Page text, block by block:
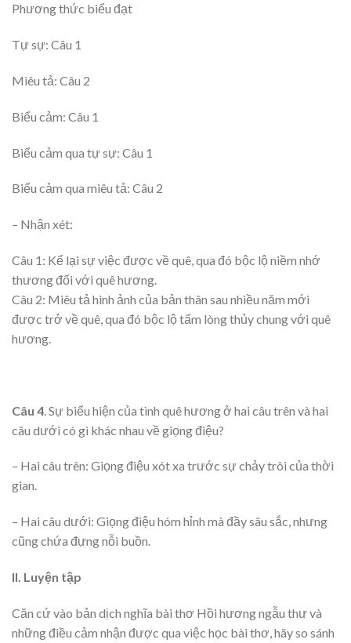
Phương thức biểu đạt
Tự sự: Câu 1
Miêu tả: Câu 2
Biểu cảm: Câu 1
Biểu cảm qua tự sự: Câu 1
Biểu cảm qua miêu tả: Câu 2
– Nhận xét:
Câu 1: Kể lại sự việc được về quê, qua đó bộc lộ niềm nhớ
thương đối với quê hương.
Câu 2: Miêu tả hình ảnh của bản thân sau nhiều năm mới
được trở về quê, qua đó bộc lộ tấm lòng thủy chung với quê
hương.
Câu 4 . Sự biểu hiện của tình quê hương ở hai câu trên và hai
câu dưới có gì khác nhau về giọng điệu?
– Hai câu trên: Giọng điệu xót xa trước sự chảy trôi của thời
gian.
– Hai câu dưới: Giọng điệu hóm hỉnh mà đầy sâu sắc, nhưng
cũng chứa đựng nỗi buồn.
II. Luyện tập
Căn cứ vào bản dịch nghĩa bài thơ Hồi hương ngẫu thư và
những điều cảm nhận được qua việc học bài thơ, hãy so sánh